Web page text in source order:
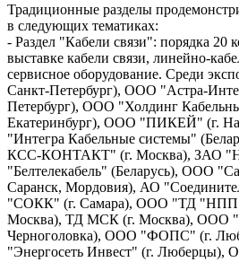
Традиционные разделы
в следующих тематиках:
- Раздел "Кабели связи": порядка 20
выставке кабели связи, линейно-
сервисное оборудование. Среди
Санкт-Петербург), ООО "Астра-
Петербург), ООО "Холдинг
Екатеринбург), ООО "ПИКЕЙ" (г.
"Интегра Кабельные системы"
КСС-КОНТАКТ" (г. Москва), ЗАО
"Белтелекабель" (Беларусь), ООО
Саранск, Мордовия), АО
"СОКК" (г. Самара), ООО "ТД
Москва), ТД МСК (г. Москва), ООО
Черноголовка), ООО "ФОПС" (г.
"Энергосеть Инвест" (г. Люберцы),